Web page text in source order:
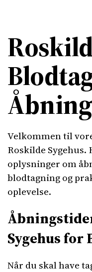
Velkommen til
Roskilde
oplysninger om
blodtagning og
oplevelse.
Sygehus for
Når du skal have